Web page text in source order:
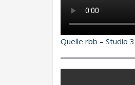
Quelle rbb – Studio